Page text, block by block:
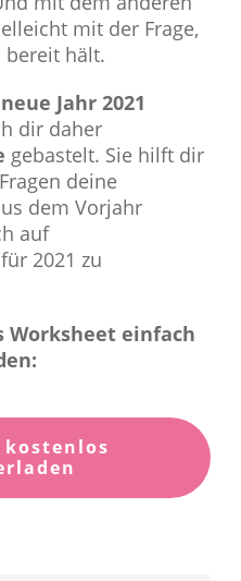
mit der Frage,
bereit hält.
Jahr 2021
dir daher
gebastelt. Sie hilft dir
deine
dem Vorjahr
auf
2021 zu
Worksheet einfach
kostenlos